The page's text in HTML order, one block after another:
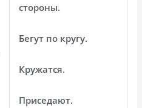
стороны.
Бегут по кругу.
Кружатся.
Приседают.